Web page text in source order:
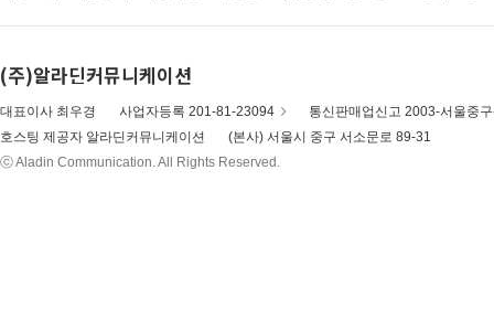
(주)알라딘커뮤니케이션
대표이사 최우경 사업자등록 201-81-23094
통신판매업신고 2003-서울중
호스팅 제공자 알라딘커뮤니케이션
(본사) 서울시 중구 서소문로 89-31
ⓒ Aladin Communication. All Rights Reserved.